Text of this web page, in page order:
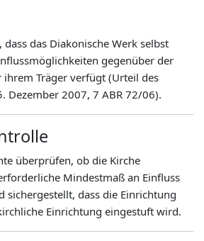
dass das Diakonische Werk selbst
gegenüber der
ihrem Träger verfügt (Urteil des
Dezember 2007, 7 ABR 72/06).
überprüfen, ob die Kirche
Mindestmaß an Einfluss
sichergestellt, dass die Einrichtung
Einrichtung eingestuft wird.